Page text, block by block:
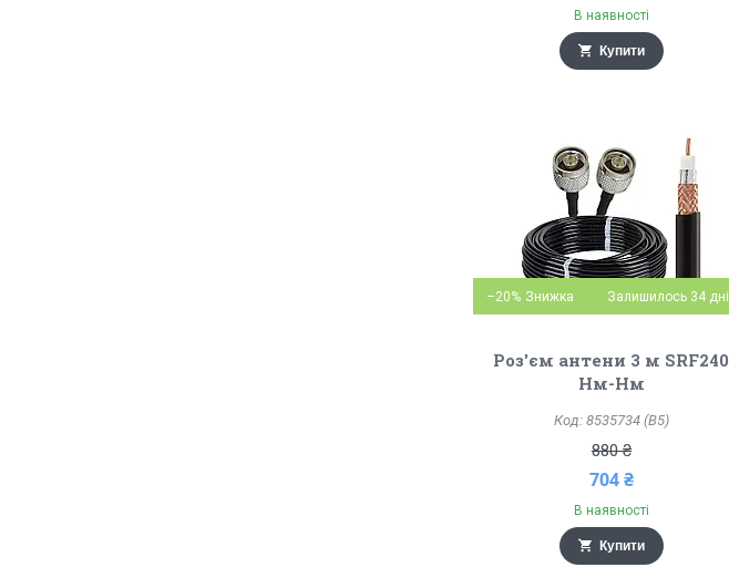
В наявності
Купити
–20% Залишилось 34 дні
Роз'єм антени 3 м SRF240
Нм-Нм
8535734 (B5)
880 ₴
704 ₴
В наявності
Купити